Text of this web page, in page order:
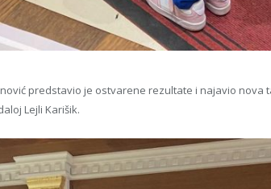
predstavio je ostvarene rezultate i najavio nova
Lejli Karišik.